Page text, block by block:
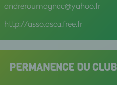
andreroumagnac@yahoo.fr
http://asso.asca.free.fr
PERMANENCE DU CLUB